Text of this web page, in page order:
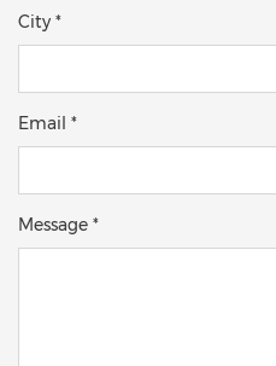
City *
Email *
Message *